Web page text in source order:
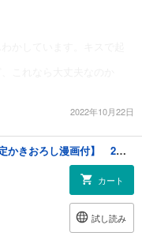
2022年10月22日
マーキングオメガ【電子限定かきおろし漫画付】 2＜デジタル版＞
カート
試し読み